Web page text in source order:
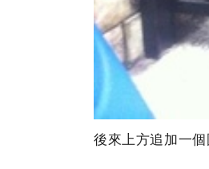
後來上方追加一